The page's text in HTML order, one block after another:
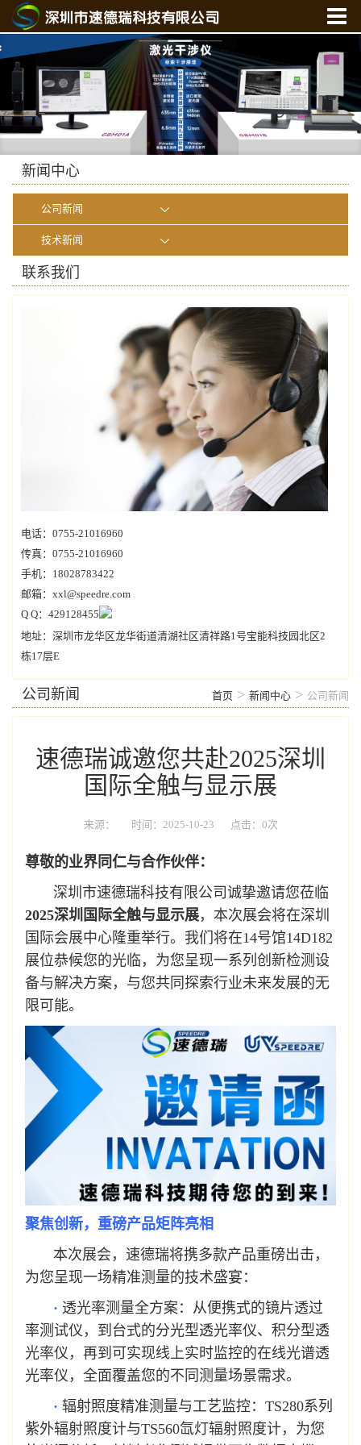
产品中心
新闻中心
新闻中心
公司新闻
技术新闻
联系我们
电话：0755-21016960
传真：0755-21016960
手机：18028783422
邮箱：xxl@speedre.com
Q Q：429128455
地址：深圳市龙华区龙华街道清湖社区清祥路1号宝能科技园北区2
栋17层E
公司新闻 首页 > 新闻中心 > 公司新闻
速德瑞诚邀您共赴2025深圳
国际全触与显示展
来源： 时间：2025-10-23 点击：0次
尊敬的业界同仁与合作伙伴：
深圳市速德瑞科技有限公司诚挚邀请您莅临
2025深圳国际全触与显示展，本次展会将在深圳
国际会展中心隆重举行。我们将在14号馆14D182
展位恭候您的光临，为您呈现一系列创新检测设
备与解决方案，与您共同探索行业未来发展的无
限可能。
聚焦创新，重磅产品矩阵亮相
本次展会，速德瑞将携多款产品重磅出击，
为您呈现一场精准测量的技术盛宴：
· 透光率测量全方案：从便携式的镜片透过
率测试仪，到台式的分光型透光率仪、积分型透
光率仪，再到可实现线上实时监控的在线光谱透
光率仪，全面覆盖您的不同测量场景需求。
· 辐射照度精准测量与工艺监控：TS280系列
紫外辐射照度计与TS560氙灯辐射照度计，为您